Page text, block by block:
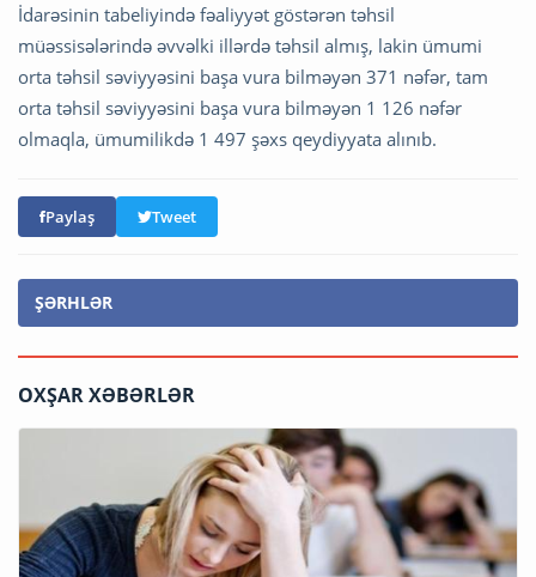
İdarəsinin tabeliyində fəaliyyət göstərən təhsil
müəssisələrində əvvəlki illərdə təhsil almış, lakin ümumi
orta təhsil səviyyəsini başa vura bilməyən 371 nəfər, tam
orta təhsil səviyyəsini başa vura bilməyən 1 126 nəfər
olmaqla, ümumilikdə 1 497 şəxs qeydiyyata alınıb.
Paylaş Tweet
ŞƏRHLƏR
OXŞAR XƏBƏRLƏR